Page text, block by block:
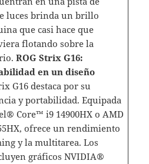
luces brinda un brillo
que casi hace que
flotando sobre la
ROG Strix G16:
en un diseño
G16 destaca por su
y portabilidad. Equipada
Core™ i9 14900HX o AMD
ofrece un rendimiento
y la multitarea. Los
gráficos NVIDIA®